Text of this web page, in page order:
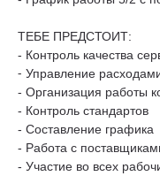
ТЕБЕ ПРЕДСТОИТ:
- Контроль качества
⁃ Управление
- Организация работы
- Контроль стандартов
- Составление графика
- Работа с
- Участие во всех